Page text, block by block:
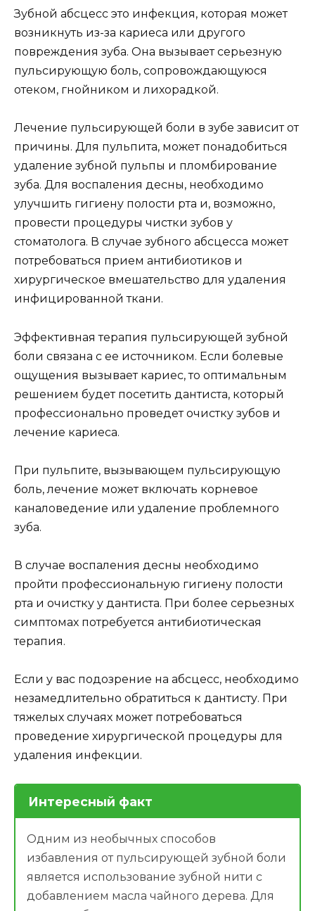
Зубной абсцесс это инфекция, которая может
возникнуть из-за кариеса или другого
повреждения зуба. Она вызывает серьезную
пульсирующую боль, сопровождающуюся
отеком, гнойником и лихорадкой.
Лечение пульсирующей боли в зубе зависит от
причины. Для пульпита, может понадобиться
удаление зубной пульпы и пломбирование
зуба. Для воспаления десны, необходимо
улучшить гигиену полости рта и, возможно,
провести процедуры чистки зубов у
стоматолога. В случае зубного абсцесса может
потребоваться прием антибиотиков и
хирургическое вмешательство для удаления
инфицированной ткани.
Эффективная терапия пульсирующей зубной
боли связана с ее источником. Если болевые
ощущения вызывает кариес, то оптимальным
решением будет посетить дантиста, который
профессионально проведет очистку зубов и
лечение кариеса.
При пульпите, вызывающем пульсирующую
боль, лечение может включать корневое
каналоведение или удаление проблемного
зуба.
В случае воспаления десны необходимо
пройти профессиональную гигиену полости
рта и очистку у дантиста. При более серьезных
симптомах потребуется антибиотическая
терапия.
Если у вас подозрение на абсцесс, необходимо
незамедлительно обратиться к дантисту. При
тяжелых случаях может потребоваться
проведение хирургической процедуры для
удаления инфекции.
Интересный факт
Одним из необычных способов
избавления от пульсирующей зубной боли
является использование зубной нити с
добавлением масла чайного дерева. Для